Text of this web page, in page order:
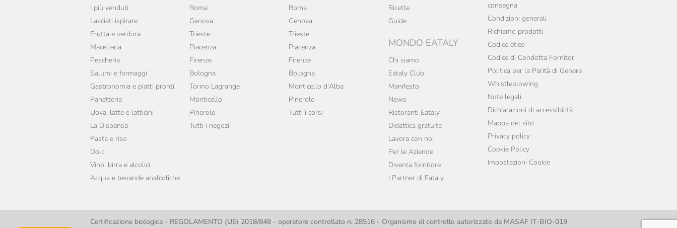
Mieli Thun
Scyavuru
Solo Mais
Stella
Taste Of Nature
Tipico
Tumminello
I più venduti
Lasciati ispirare
Frutta e verdura
Macelleria
Pescheria
Salumi e formaggi
Gastronomia e piatti pronti
Panetteria
Uova, latte e latticini
La Dispensa
Pasta e riso
Dolci
Vino, birra e alcolici
Acqua e bevande analcoliche
Roma
Genova
Trieste
Piacenza
Firenze
Bologna
Torino Lagrange
Monticello
Pinerolo
Tutti i negozi
Roma
Genova
Trieste
Piacenza
Firenze
Bologna
Monticello d'Alba
Pinerolo
Tutti i corsi
Ricette
Guide
MONDO EATALY
Chi siamo
Eataly Club
Manifesto
News
Ristoranti Eataly
Didattica gratuita
Lavora con noi
Per le Aziende
Diventa fornitore
I Partner di Eataly
consegna
Condizioni generali
Richiamo prodotti
Codice etico
Codice di Condotta Fornitori
Politica per la Parità di Genere
Whistleblowing
Note legali
Dichiarazioni di accessibilità
Mappa del sito
Privacy policy
Cookie Policy
Impostazioni Cookie
Certificazione biologica - REGOLAMENTO (UE) 2018/848 - operatore controllato n. 28516 - Organismo di controllo autorizzato da MASAF IT-BIO-019